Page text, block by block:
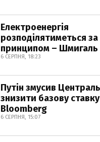
Електроенергія
розподілятиметься
принципом – Шмигаль
6 СЕРПНЯ, 18:23
Путін змусив
знизити базову
Bloomberg
6 СЕРПНЯ, 15:07